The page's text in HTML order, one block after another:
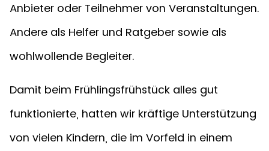
Anbieter oder Teilnehmer von Veranstaltungen.
Andere als Helfer und Ratgeber sowie als
wohlwollende Begleiter.
Damit beim Frühlingsfrühstück alles gut
funktionierte, hatten wir kräftige Unterstützung
von vielen Kindern, die im Vorfeld in einem